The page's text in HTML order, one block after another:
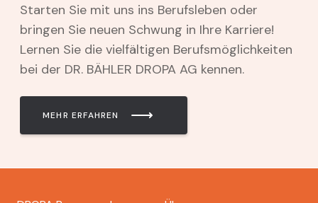
Starten Sie mit uns ins Berufsleben oder
bringen Sie neuen Schwung in Ihre Karriere!
Lernen Sie die vielfältigen Berufsmöglichkeiten
bei der DR. BÄHLER DROPA AG kennen.
MEHR ERFAHREN